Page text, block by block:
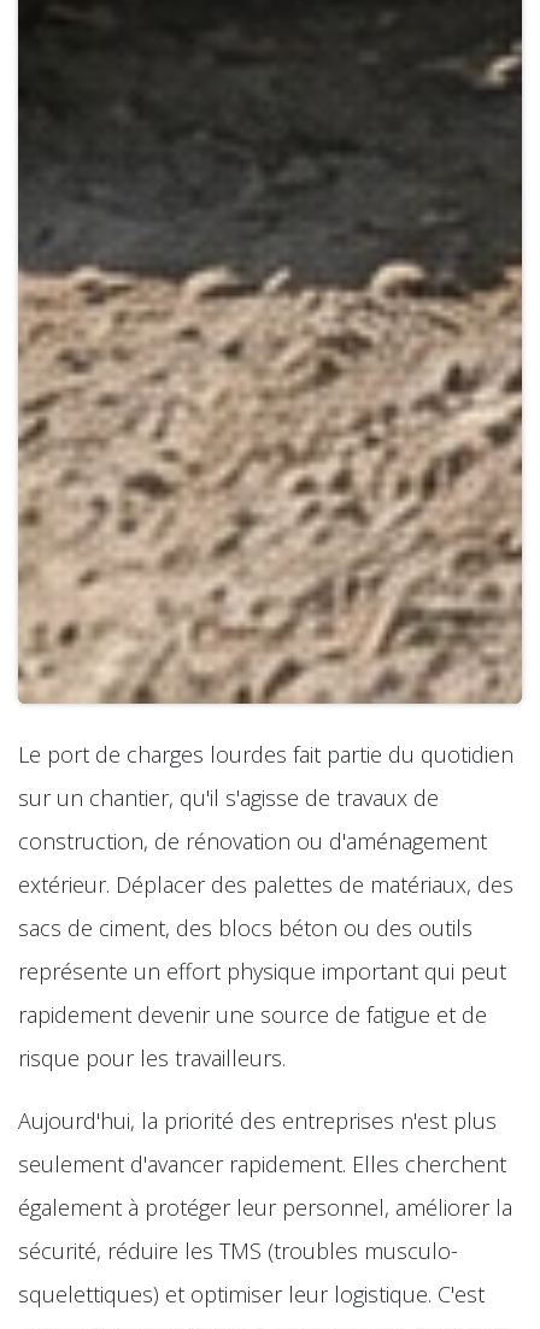
Le port de charges lourdes fait partie du quotidien
sur un chantier, qu'il s'agisse de travaux de
construction, de rénovation ou d'aménagement
extérieur. Déplacer des palettes de matériaux, des
sacs de ciment, des blocs béton ou des outils
représente un effort physique important qui peut
rapidement devenir une source de fatigue et de
risque pour les travailleurs.
Aujourd'hui, la priorité des entreprises n'est plus
seulement d'avancer rapidement. Elles cherchent
également à protéger leur personnel, améliorer la
sécurité, réduire les TMS (troubles musculo-
squelettiques) et optimiser leur logistique. C'est